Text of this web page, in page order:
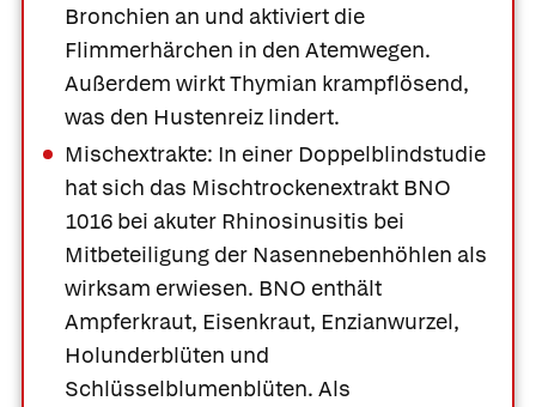
Bronchien an und aktiviert die
Flimmerhärchen in den Atemwegen.
Außerdem wirkt Thymian krampflösend,
was den Hustenreiz lindert.
Mischextrakte: In einer Doppelblindstudie
hat sich das Mischtrockenextrakt BNO
1016 bei akuter Rhinosinusitis bei
Mitbeteiligung der Nasennebenhöhlen als
wirksam erwiesen. BNO enthält
Ampferkraut, Eisenkraut, Enzianwurzel,
Holunderblüten und
Schlüsselblumenblüten. Als